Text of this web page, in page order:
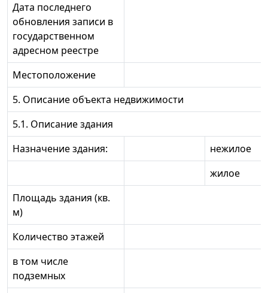
Дата последнего
обновления записи в
государственном
адресном реестре
Местоположение
5. Описание объекта недвижимости
5.1. Описание здания
Назначение здания:
нежилое
жилое
Площадь здания (кв.
м)
Количество этажей
в том числе
подземных